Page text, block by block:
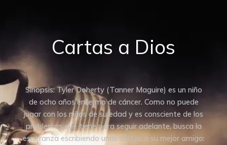
Cartas a Dios
Sinopsis: Tyler Doherty (Tanner Maguire) es un niño
de ocho años enfermo de cáncer. Como no puede
jugar con los niños de su edad y es consciente de los
problemas que tiene para seguir adelante, busca la
esperanza escribiendo unas cartas a su mejor amigo: